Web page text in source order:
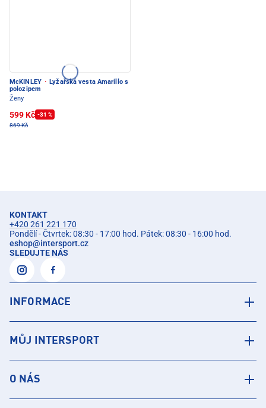
McKINLEY · Lyžařská vesta Amarillo s
polozipem
Ženy
599 Kč -31 %
869 Kč
KONTAKT
+420 261 221 170
Pondělí - Čtvrtek: 08:30 - 17:00 hod. Pátek: 08:30 - 16:00 hod.
eshop@intersport.cz
SLEDUJTE NÁS
INFORMACE
MŮJ INTERSPORT
O NÁS